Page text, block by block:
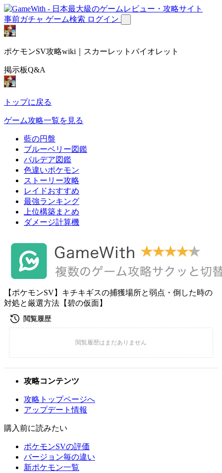
事前ガチャ ゲーム検索 ログイン
ポケモンSV攻略wiki｜スカーレットバイオレット
掲示板Q&A
トップに戻る
ゲーム攻略一覧を見る
藍の円盤
ブルーベリー図鑑
パルデア図鑑
色違いポケモン
ストーリー攻略
レイドおすすめ
最強ランキング
上位構築まとめ
ダメージ計算機
【ポケモンSV】キチキギスの捕獲場所と弱点・倒した時の
対処と厳選方法【碧の仮面】
攻略コンテンツ
攻略トップページへ
アップデート情報
購入前に読みたい
ポケモンSVの評価
バージョン毎の違い
新ポケモン一覧